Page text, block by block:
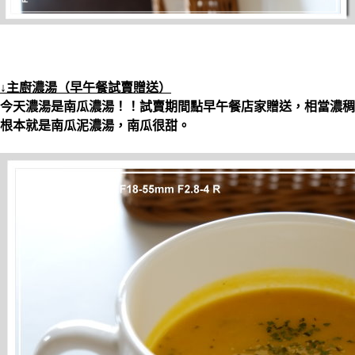
↓主廚濃湯（早午餐試賣贈送）
今天濃湯是南瓜濃湯！！試賣期間點早午餐店家贈送，相當濃
根本就是南瓜泥濃湯，南瓜很甜。